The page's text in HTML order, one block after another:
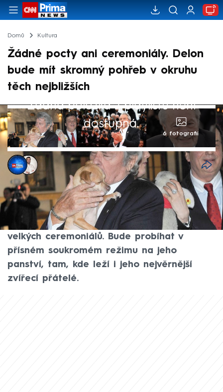
Domů Kultura
Žádné pocty ani ceremoniály. Delon
bude mít skromný pohřeb v okruhu
těch nejbližších
Žádná položka z playlistu není
dostupná.
6 fotografií
CNN Prima NEWS,Petr Šilhán
20. srp 2024, 20:59
Francouzský herec Alain Delon před svou
smrtí vše naplánoval, včetně pohřbu.
Rozloučení se obejde bez státních poct a
velkých ceremoniálů. Bude probíhat v
přísném soukromém režimu na jeho
panství, tam, kde leží i jeho nejvěrnější
zvířecí přátelé.